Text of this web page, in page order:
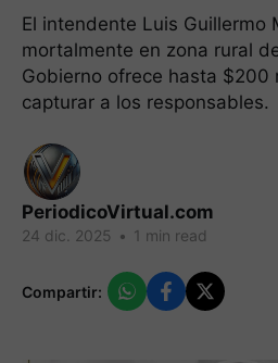
El intendente Luis Guillermo
mortalmente en zona rural
Gobierno ofrece hasta $200
capturar a los responsables.
PeriodicoVirtual.com
24 dic. 2025 • 1 min read
Compartir: